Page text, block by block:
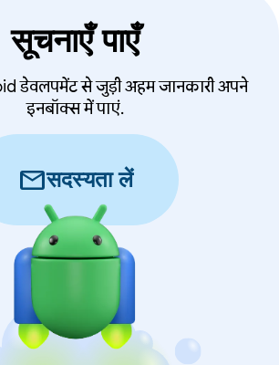
सूचनाएँ पाएँ
डेवलपमेंट से जुड़ी अहम जानकारी अपने
इनबॉक्स में पाएं.
mailसदस्यता लें